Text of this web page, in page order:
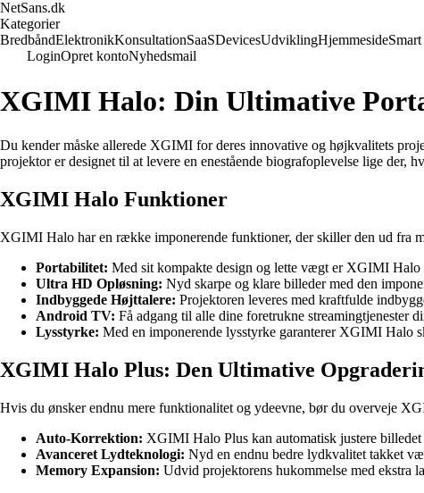
NetSans.dk
Kategorier
BredbåndElektronikKonsultationSaaSDevicesUdviklingHjemmeside
LoginOpret kontoNyhedsmail
XGIMI Halo: Din Ultimative
Du kender måske allerede XGIMI for deres innovative og højkvalitets
projektor er designet til at levere en enestående biografoplevelse lige der,
XGIMI Halo Funktioner
XGIMI Halo har en række imponerende funktioner, der skiller den ud fra
Portabilitet: Med sit kompakte design og lette vægt er XGIMI Halo
Ultra HD Opløsning: Nyd skarpe og klare billeder med den
Indbyggede Højttalere: Projektoren leveres med kraftfulde
Android TV: Få adgang til alle dine foretrukne streamingtjenester
Lysstyrke: Med en imponerende lysstyrke garanterer XGIMI Halo
XGIMI Halo Plus: Den Ultimative
Hvis du ønsker endnu mere funktionalitet og ydeevne, bør du overveje
Auto-Korrektion: XGIMI Halo Plus kan automatisk justere
Avanceret Lydteknologi: Nyd en endnu bedre lydkvalitet takket
Memory Expansion: Udvid projektorens hukommelse med ekstra